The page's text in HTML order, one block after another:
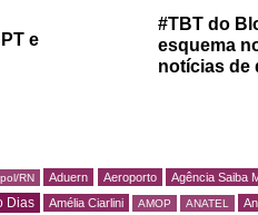
e
#TBT do
esquema
notícias de
RN Aduern Aeroporto Agência Saiba
Dias Amélia Ciarlini AMOP ANATEL